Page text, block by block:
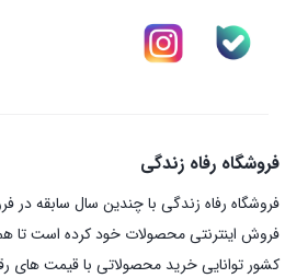
فروشگاه رفاه زندگی
فروشگاه رفاه زندگی با چندین سال سابقه
فروش اینترنتی محصولات خود کرده است تا
کشور توانایی خرید محصولاتی با قیمت های